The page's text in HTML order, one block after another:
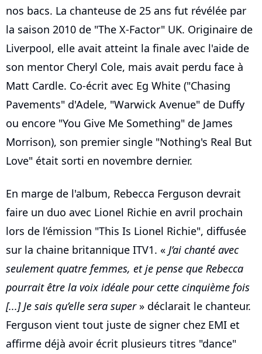
nos bacs. La chanteuse de 25 ans fut révélée par
la saison 2010 de "The X-Factor" UK. Originaire de
Liverpool, elle avait atteint la finale avec l'aide de
son mentor Cheryl Cole, mais avait perdu face à
Matt Cardle. Co-écrit avec Eg White ("Chasing
Pavements" d'Adele, "Warwick Avenue" de Duffy
ou encore "You Give Me Something" de James
Morrison), son premier single "Nothing's Real But
Love" était sorti en novembre dernier.
En marge de l'album, Rebecca Ferguson devrait
faire un duo avec Lionel Richie en avril prochain
lors de l’émission "This Is Lionel Richie", diffusée
sur la chaine britannique ITV1. « J’ai chanté avec
seulement quatre femmes, et je pense que Rebecca
pourrait être la voix idéale pour cette cinquième fois
[...] Je sais qu’elle sera super» déclarait le chanteur.
Ferguson vient tout juste de signer chez EMI et
affirme déjà avoir écrit plusieurs titres "dance"